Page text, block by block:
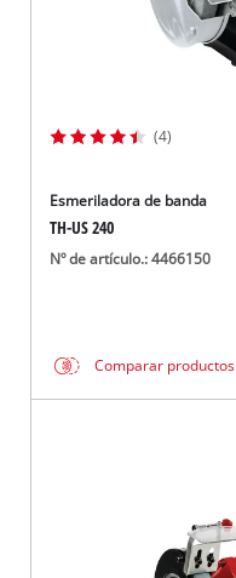
(4)
Esmeriladora de banda
TH-US 240
Nº de artículo.: 4466150
Comparar productos